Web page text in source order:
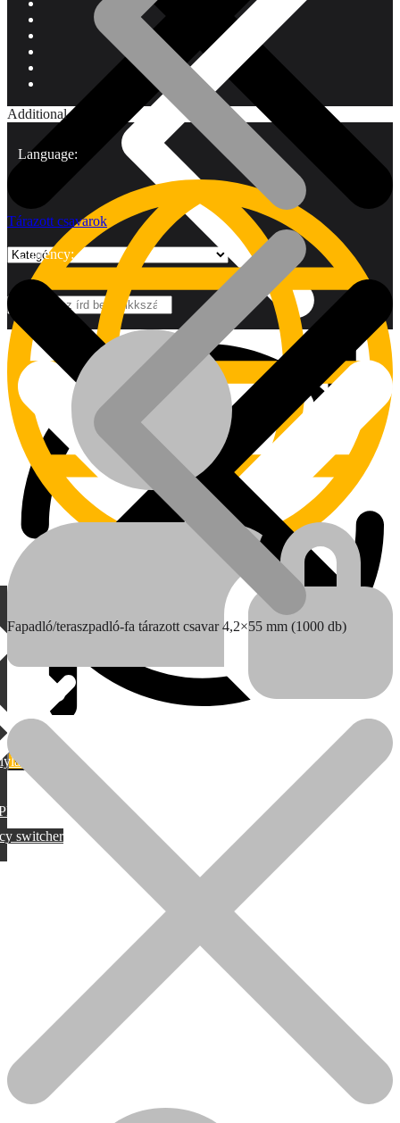
Márkák
MAX
Additional
Language:
Currency:
switcher
Tárazott csavarok
Fapadló/teraszpadló-fa tárazott csavar 4,2×55 mm (1000 db)